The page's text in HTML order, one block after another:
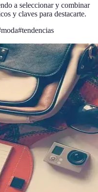
a seleccionar y combinar
y claves para destacarte.
moda#tendencias